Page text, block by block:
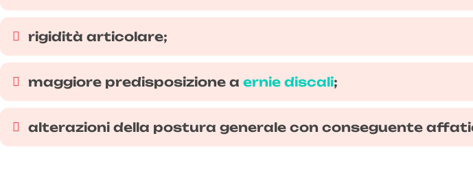
rigidità articolare;
maggiore predisposizione a ernie discali;
alterazioni della postura generale con conseguente